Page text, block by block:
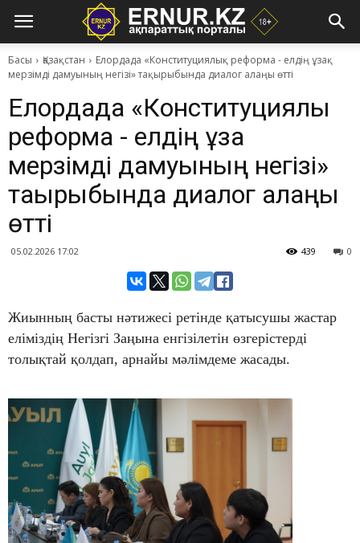
Басы Қазақстан
Елордада «Конституциялық реформа - елдің ұзақ
мерзімді дамуының негізі» тақырыбында диалог алаңы өтті
Елордада «Конституциялық
реформа - елдің ұзақ
мерзімді дамуының негізі»
тақырыбында диалог алаңы
өтті
05.02.2026 17:02 0
439
Жиынның басты нәтижесі ретінде қатысушы жастар
еліміздің Негізгі Заңына енгізілетін өзгерістерді
толықтай қолдап, арнайы мәлімдеме жасады.